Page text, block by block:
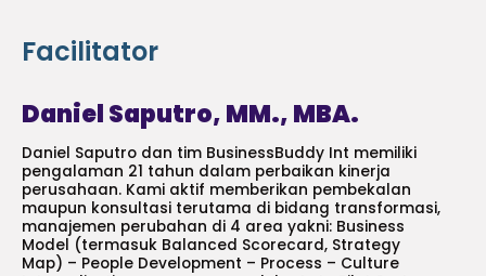
Facilitator
Daniel Saputro, MM., MBA.
Daniel Saputro dan tim BusinessBuddy Int memiliki
pengalaman 21 tahun dalam perbaikan kinerja
perusahaan. Kami aktif memberikan pembekalan
maupun konsultasi terutama di bidang transformasi,
manajemen perubahan di 4 area yakni: Business
Model (termasuk Balanced Scorecard, Strategy
Map) – People Development – Process – Culture